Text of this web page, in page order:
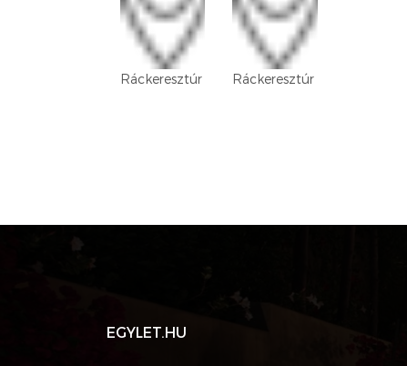
Ráckeresztúr Ráckeresztúr
EGYLET.HU